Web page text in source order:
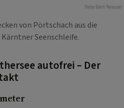
Foto: Gert Perauer
von Pörtschach aus die
Seenschleife.
autofrei – Der